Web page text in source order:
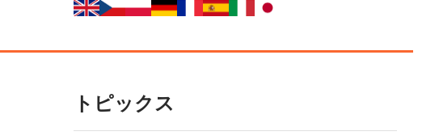
トピックス